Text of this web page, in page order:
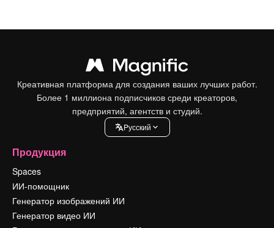
Креативная платформа для создания ваших лучших работ.
Более 1 миллиона подписчиков среди креаторов,
предприятий, агентств и студий.
Pусский
Продукция
Spaces
ИИ-помощник
Генератор изображений ИИ
Генератор видео ИИ